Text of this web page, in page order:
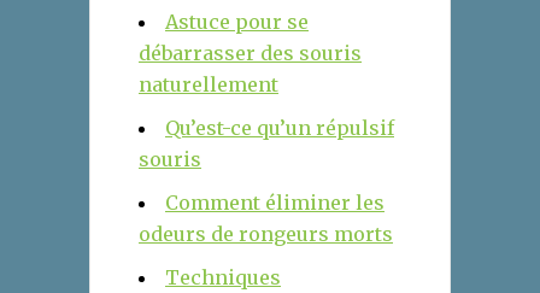
Astuce pour se
débarrasser des souris
naturellement
Qu’est-ce qu’un répulsif
souris
Comment éliminer les
odeurs de rongeurs morts
Techniques